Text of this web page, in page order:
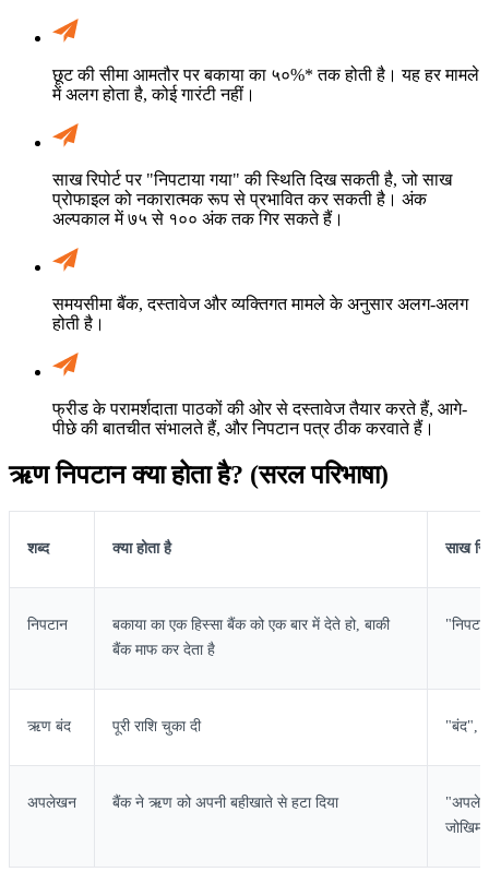
छूट की सीमा आमतौर पर बकाया का ५०%* तक होती है। यह हर मामले
में अलग होता है, कोई गारंटी नहीं।
साख रिपोर्ट पर "निपटाया गया" की स्थिति दिख सकती है, जो साख
प्रोफाइल को नकारात्मक रूप से प्रभावित कर सकती है। अंक
अल्पकाल में ७५ से १०० अंक तक गिर सकते हैं।
समयसीमा बैंक, दस्तावेज और व्यक्तिगत मामले के अनुसार अलग-अलग
होती है।
फ्रीड के परामर्शदाता पाठकों की ओर से दस्तावेज तैयार करते हैं, आगे-
पीछे की बातचीत संभालते हैं, और निपटान पत्र ठीक करवाते हैं।
ऋण निपटान क्या होता है? (सरल परिभाषा)
शब्द क्या होता है साख
निपटान
बकाया का एक हिस्सा बैंक को एक बार में देते हो, बाकी
बैंक माफ कर देता है
ऋण बंद पूरी राशि चुका दी "बंद",
अपलेखन बैंक ने ऋण को अपनी बहीखाते से हटा दिया
जोखिम